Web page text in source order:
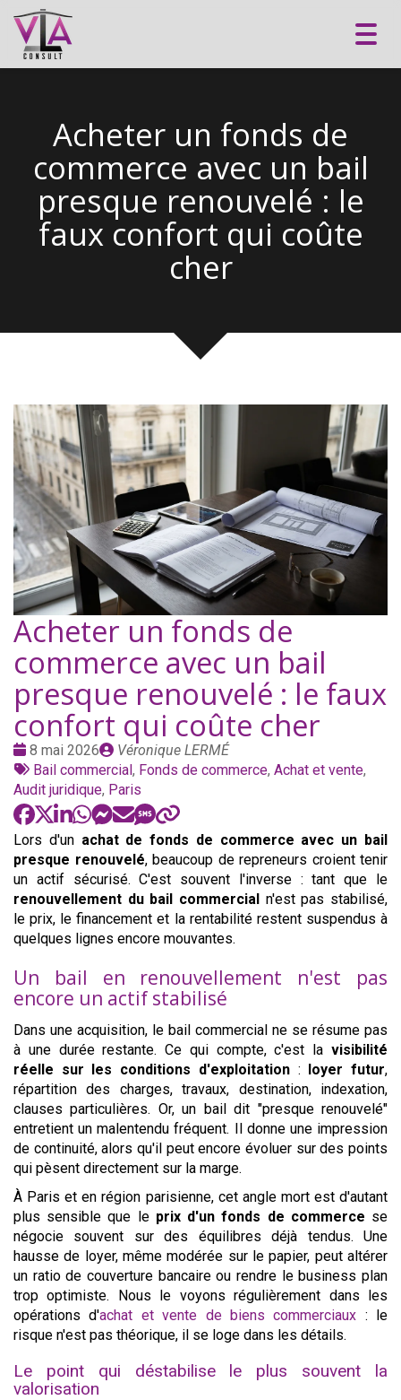
Acheter un fonds de
commerce avec un bail
presque renouvelé : le
faux confort qui coûte
cher
Acheter un fonds de
commerce avec un bail
presque renouvelé : le faux
confort qui coûte cher
Date
:
8 mai 2026
Publié
par
Véronique LERMÉ
Tags
:
Bail commercial, Fonds de commerce, Achat et vente,
Audit juridique, Paris
Lors d'un achat de fonds de commerce avec un bail
presque renouvelé, beaucoup de repreneurs croient tenir
un actif sécurisé. C'est souvent l'inverse : tant que le
renouvellement du bail commercial n'est pas stabilisé,
le prix, le financement et la rentabilité restent suspendus à
quelques lignes encore mouvantes.
Un bail en renouvellement n'est pas
encore un actif stabilisé
Dans une acquisition, le bail commercial ne se résume pas
à une durée restante. Ce qui compte, c'est la visibilité
réelle sur les conditions d'exploitation: loyer futur,
répartition des charges, travaux, destination, indexation,
clauses particulières. Or, un bail dit "presque renouvelé"
entretient un malentendu fréquent. Il donne une impression
de continuité, alors qu'il peut encore évoluer sur des points
qui pèsent directement sur la marge.
À Paris et en région parisienne, cet angle mort est d'autant
plus sensible que le prix d'un fonds de commerce se
négocie souvent sur des équilibres déjà tendus. Une
hausse de loyer, même modérée sur le papier, peut altérer
un ratio de couverture bancaire ou rendre le business plan
trop optimiste. Nous le voyons régulièrement dans les
opérations d'achat et vente de biens commerciaux : le
risque n'est pas théorique, il se loge dans les détails.
Le point qui déstabilise le plus souvent la
valorisation